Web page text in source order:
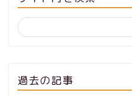
過去の記事